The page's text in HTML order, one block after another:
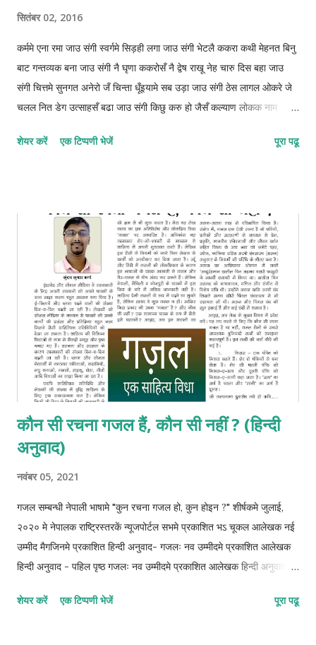
सितंबर 02, 2016
कर्ममे एना रमा जाउ संगी स्वर्गमे सिड़ही लगा जाउ संगी भेटलै ककरा कथी मेहनत बिनु
बाट गन्तव्यक बना जाउ संगी नै घृणा ककरोसँ नै द्वेष राखू नेह चारु दिस बहा जाउ
संगी चित्तमे सुनगत अनेरो जँ चिन्ता धूँइयामे सब उड़ा जाउ संगी ठेस लागल ओकरे जे
चलल नित डेग उत्साहसँ बढा जाउ संगी किछु करु हो जैसँ कल्याण लोकक नाम
फाइलुन–मुस्तफइलुन–फाइलातुन © कुन्दन कुमार कर्ण
शेयर करें एक टिप्पणी भेजें पूरा पढू
कौन सी रचना गजल हैं, कौन सी नहीं ? (हिन्दी
अनुवाद)
नवंबर 05, 2021
गजल सम्बन्धी नेपाली भाषामे "कुन रचना गजल हो, कुन होइन ?" शीर्षकमे जुलाई,
२०२० मे नेपालक राष्ट्रिस्तरकें न्यूजपोर्टल सभमे प्रकाशित भऽ चूकल आलेखक नई
उम्मीद मैगजिनमे प्रकाशित हिन्दी अनुवाद- गजलः नव उम्मीदमे प्रकाशित आलेखक
हिन्दी अनुवाद - पहिल पृष्ठ गजलः नव उम्मीदमे प्रकाशित आलेखक हिन्दी अनुवाद -
शेयर करें एक टिप्पणी भेजें पूरा पढू